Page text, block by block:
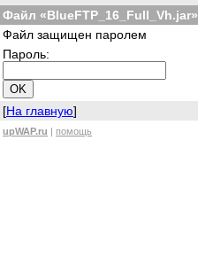
Файл «BlueFTP_16_Full_Vh.jar»
Файл защищен паролем
Пароль:
[На главную]
upWAP.ru | помощь